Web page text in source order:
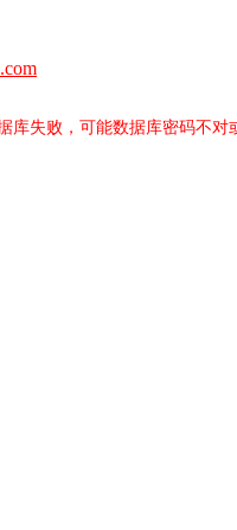
库失败，可能数据库密码不对